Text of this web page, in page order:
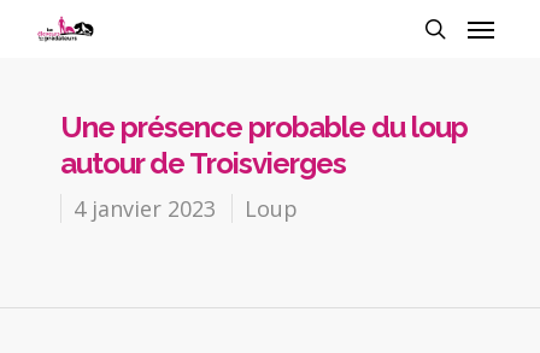
Une présence probable du loup
autour de Troisvierges
4 janvier 2023 Loup